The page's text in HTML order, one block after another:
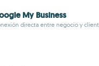
My Business
directa entre negocio y